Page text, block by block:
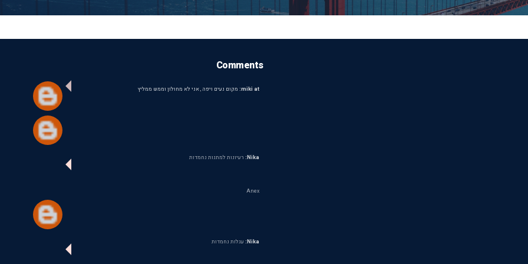
Comments
miki at: מקום נעים ויפה , אני לא מחולון וממש ממליץ
Nika: רעיונות למתנות נחמדות
Anex
Nika: עגלות נחמדות